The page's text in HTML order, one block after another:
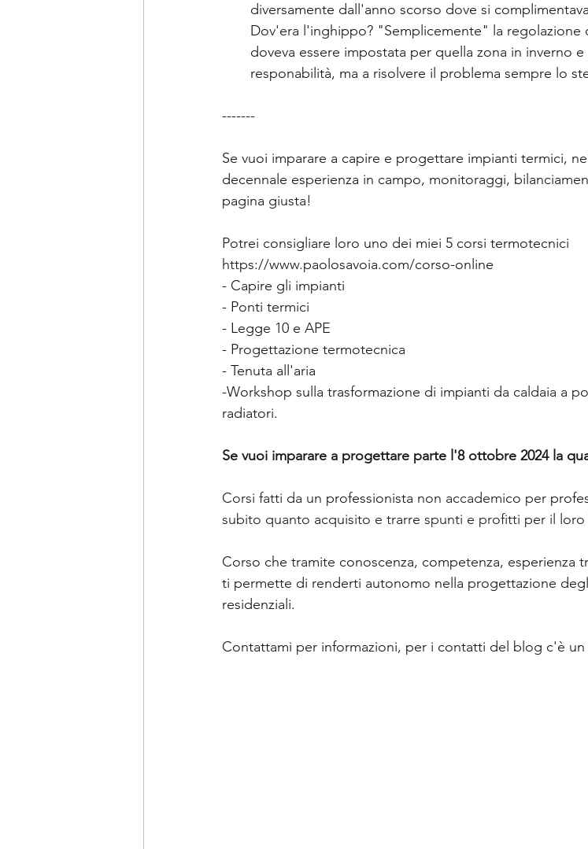
diversamente dall'anno scorso dove si
Dov'era l'inghippo? "Semplicemente" la regolazione
doveva essere impostata per quella zona in inverno
responabilità, ma a risolvere il problema sempre lo
-------
Se vuoi imparare a capire e progettare impianti termici,
decennale esperienza in campo, monitoraggi,
pagina giusta!
Potrei consigliare loro uno dei miei 5 corsi termotecnici
https://www.paolosavoia.com/corso-online
- Capire gli impianti
- Ponti termici
- Legge 10 e APE
- Progettazione termotecnica
- Tenuta all'aria
-Workshop sulla trasformazione di impianti da caldaia a
radiatori.
Se vuoi imparare a progettare parte l'8 ottobre 2024 la
Corsi fatti da un professionista non accademico per
subito quanto acquisito e trarre spunti e profitti per il loro
Corso che tramite conoscenza, competenza, esperienza
ti permette di renderti autonomo nella progettazione
residenziali.
Contattami per informazioni, per i contatti del blog c'è